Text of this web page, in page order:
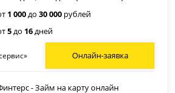
1 000до30 000 рублей
5до 16дней
Онлайн-заявка
- Займ на карту онлайн